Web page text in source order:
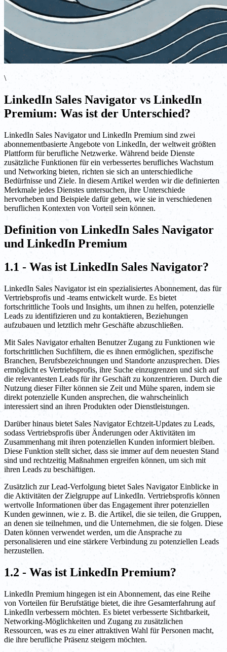
\
LinkedIn Sales Navigator vs LinkedIn
Premium: Was ist der Unterschied?
LinkedIn Sales Navigator und LinkedIn Premium sind zwei
abonnementbasierte Angebote von LinkedIn, der weltweit größten
Plattform für berufliche Netzwerke. Während beide Dienste
zusätzliche Funktionen für ein verbessertes berufliches Wachstum
und Networking bieten, richten sie sich an unterschiedliche
Bedürfnisse und Ziele. In diesem Artikel werden wir die definierten
Merkmale jedes Dienstes untersuchen, ihre Unterschiede
hervorheben und Beispiele dafür geben, wie sie in verschiedenen
beruflichen Kontexten von Vorteil sein können.
Definition von LinkedIn Sales Navigator
und LinkedIn Premium
1.1 - Was ist LinkedIn Sales Navigator?
LinkedIn Sales Navigator ist ein spezialisiertes Abonnement, das für
Vertriebsprofis und -teams entwickelt wurde. Es bietet
fortschrittliche Tools und Insights, um ihnen zu helfen, potenzielle
Leads zu identifizieren und zu kontaktieren, Beziehungen
aufzubauen und letztlich mehr Geschäfte abzuschließen.
Mit Sales Navigator erhalten Benutzer Zugang zu Funktionen wie
fortschrittlichen Suchfiltern, die es ihnen ermöglichen, spezifische
Branchen, Berufsbezeichnungen und Standorte anzusprechen. Dies
ermöglicht es Vertriebsprofis, ihre Suche einzugrenzen und sich auf
die relevantesten Leads für ihr Geschäft zu konzentrieren. Durch die
Nutzung dieser Filter können sie Zeit und Mühe sparen, indem sie
direkt potenzielle Kunden ansprechen, die wahrscheinlich
interessiert sind an ihren Produkten oder Dienstleistungen.
Darüber hinaus bietet Sales Navigator Echtzeit-Updates zu Leads,
sodass Vertriebsprofis über Änderungen oder Aktivitäten im
Zusammenhang mit ihren potenziellen Kunden informiert bleiben.
Diese Funktion stellt sicher, dass sie immer auf dem neuesten Stand
sind und rechtzeitig Maßnahmen ergreifen können, um sich mit
ihren Leads zu beschäftigen.
Zusätzlich zur Lead-Verfolgung bietet Sales Navigator Einblicke in
die Aktivitäten der Zielgruppe auf LinkedIn. Vertriebsprofis können
wertvolle Informationen über das Engagement ihrer potenziellen
Kunden gewinnen, wie z. B. die Artikel, die sie teilen, die Gruppen,
an denen sie teilnehmen, und die Unternehmen, die sie folgen. Diese
Daten können verwendet werden, um die Ansprache zu
personalisieren und eine stärkere Verbindung zu potenziellen Leads
herzustellen.
1.2 - Was ist LinkedIn Premium?
LinkedIn Premium hingegen ist ein Abonnement, das eine Reihe
von Vorteilen für Berufstätige bietet, die ihre Gesamterfahrung auf
LinkedIn verbessern möchten. Es bietet verbesserte Sichtbarkeit,
Networking-Möglichkeiten und Zugang zu zusätzlichen
Ressourcen, was es zu einer attraktiven Wahl für Personen macht,
die ihre berufliche Präsenz steigern möchten.